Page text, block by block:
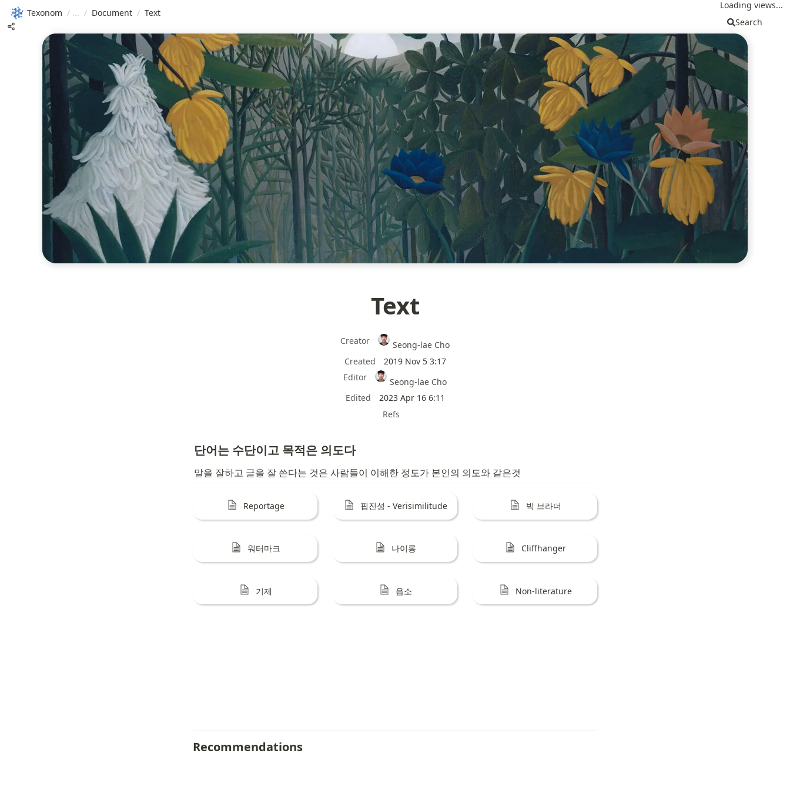
Texonom / / Document / Text
Loading views...
Search
Text
Creator
Seong-lae Cho
Created
2019 Nov 5 3:17
Editor
Seong-lae Cho
Edited
2023 Apr 16 6:11
Refs
단어는 수단이고 목적은 의도다
말을 잘하고 글을 잘 쓴다는 것은 사람들이 이해한 정도가 본인의 의도와 같은것
Reportage 핍진성 - Verisimilitude 빅 브라더
워터마크 나이롱 Cliffhanger
기제 읍소 Non-literature
Recommendations